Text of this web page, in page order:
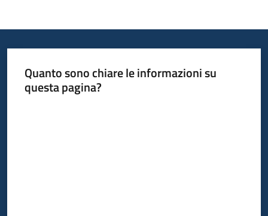
Quanto sono chiare le informazioni su
questa pagina?